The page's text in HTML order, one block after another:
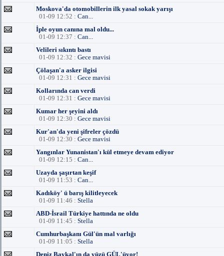
Moskova'da otomobillerin ilk yasal sokak yarışı
01-09 12:52 : Can...
İple oyun canına mal oldu...
01-09 12:37 : Can...
Velileri sıkıntı bastı
01-09 12:32 : Gece mavisi
Çölaşan'a asker ilgisi
01-09 12:31 : Gece mavisi
Kollarında can verdi
01-09 12:31 : Gece mavisi
Kumar her şeyini aldı
01-09 12:30 : Gece mavisi
Kur'an'da yeni şifreler çözdü
01-09 12:30 : Gece mavisi
Yangınlar Yunanistan'ı kül etmeye devam ediyor
01-09 12:15 : Can...
Uzayda şaşırtan keşif
01-09 11:53 : Can...
Kadıköy' ü barış kilitleyecek
01-09 11:46 : Stella
ABD-İsrail Türkiye hattında ne oldu
01-09 11:45 : Stella
Cumhurbaşkanı Gül'ün mal varlığı
01-09 11:05 : Stella
Deniz Baykal'ın da yüzü GÜL'üyor!